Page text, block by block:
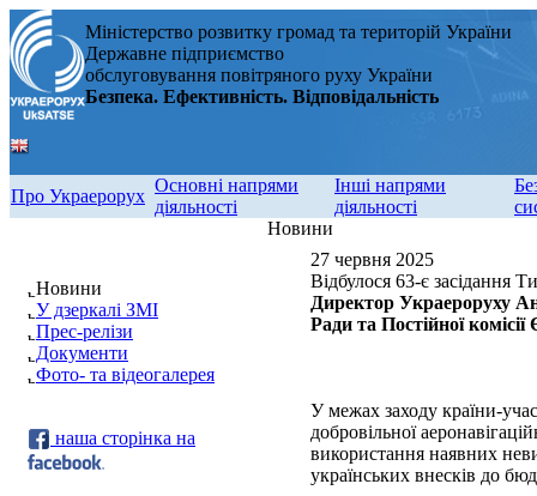
Міністерство розвитку громад та територій України
Державне підприємство
обслуговування повітряного руху України
Безпека. Ефективність. Відповідальність
Про Украерорух
Основні напрями
діяльності
Інші напрями
діяльності
Новини
У дзеркалі ЗМІ
Прес-релізи
Документи
Фото- та відеогалерея
наша сторінка на
Новини
27 червня 2025
Відбулося 63-є
Директор Украероруху
Ради та Постійної
У межах заходу країни-
добровільної
використання наявних
українських внесків до